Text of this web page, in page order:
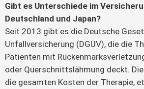
Gibt es Unterschiede im
Deutschland und Japan?
Seit 2013 gibt es die Deutsche
Unfallversicherung (DGUV), die die
Patienten mit
oder Querschnittslähmung deckt.
die gesamten Kosten der Therapie,